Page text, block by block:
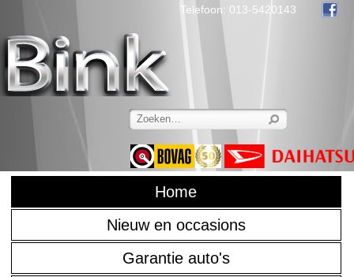
Telefoon: 013-5420143
Home
Nieuw en occasions
Garantie auto's